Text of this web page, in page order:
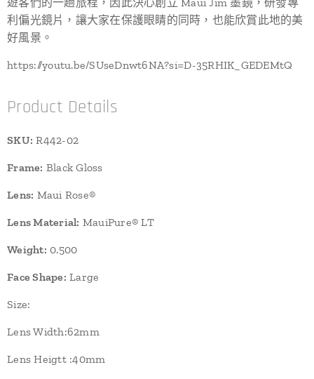
利偏光鏡片，讓大家在保護眼睛的同時，也能欣賞此地的美
好風景。
https://youtu.be/SUseDnwt6NA?si=D-35RHIK_GEDEMtQ
Product Details
SKU: R442-02
Frame: Black Gloss
Lens: Maui Rose®
Lens Material: MauiPure® LT
Weight: 0.500
Face Shape: Large
Size:
Lens Width:62mm
Lens Heigtt :40mm